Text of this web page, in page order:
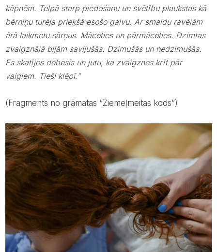
kāpnēm. Telpā starp piedošanu un svētību plaukstas kā
bērniņu turēja priekšā esošo galvu. Ar smaidu ravējām
ārā laikmetu sārņus. Mācoties un pārmācoties. Dzimtas
zvaigznājā bijām savijušās. Dzimušās un nedzimušās.
Es skatījos debesīs un jutu, ka zvaigznes krīt pār
vaigiem. Tieši klēpī.”
(Fragments no grāmatas “Ziemeļmeitas kods”)